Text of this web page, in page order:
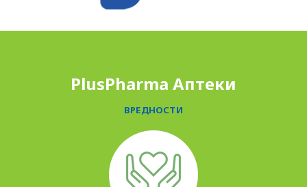
АПТЕКИ
ПРЕПОРАКИPlusPharma Аптеки
ВРЕДНОСТИ